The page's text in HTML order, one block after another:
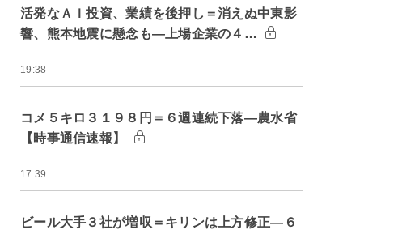
活発なＡＩ投資、業績を後押し＝消えぬ中東影
響、熊本地震に懸念も―上場企業の４…
19:38
コメ５キロ３１９８円＝６週連続下落―農水省
【時事通信速報】
17:39
ビール大手３社が増収＝キリンは上方修正―６